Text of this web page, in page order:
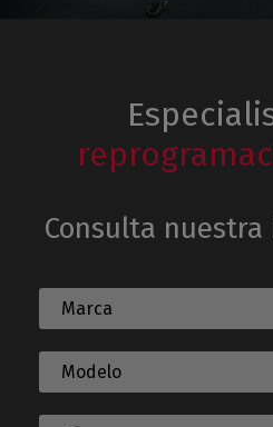
Consulta